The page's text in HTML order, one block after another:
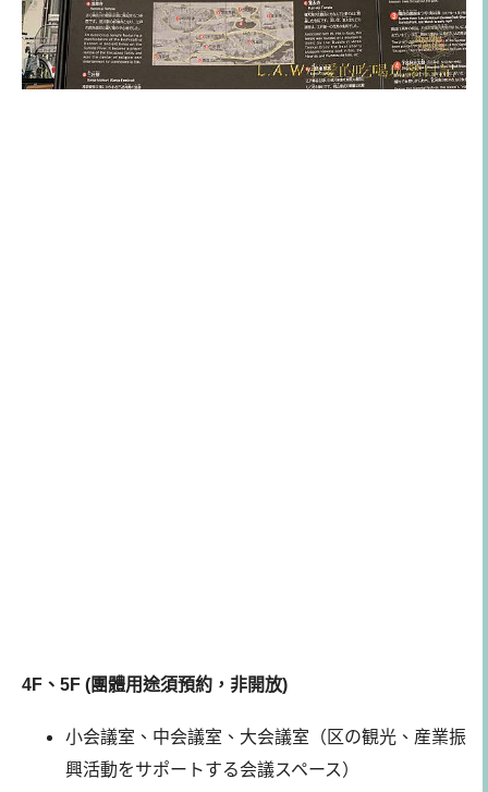
4F、5F (團體用途須預約，非開放)
小会議室、中会議室、大会議室（区の観光、産業振
興活動をサポートする会議スペース）